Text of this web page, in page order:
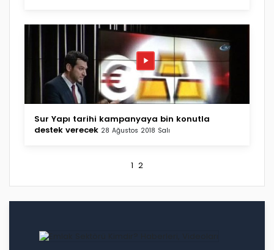
Sur Yapı tarihi kampanyaya bin konutla
destek verecek 28 Ağustos 2018 Salı
1 2